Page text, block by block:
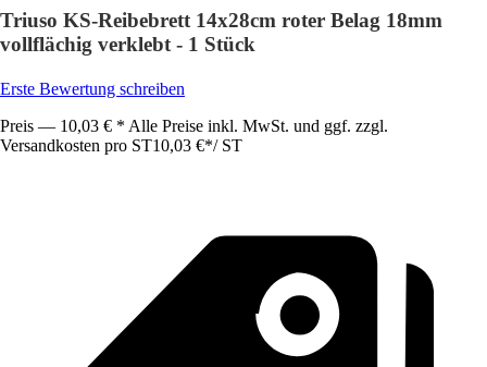
Triuso KS-Reibebrett 14x28cm roter Belag 18mm
vollflächig verklebt - 1 Stück
Erste Bewertung schreiben
Preis — 10,03 € * Alle Preise inkl. MwSt. und ggf. zzgl.
Versandkosten pro ST10,03 €*/ ST